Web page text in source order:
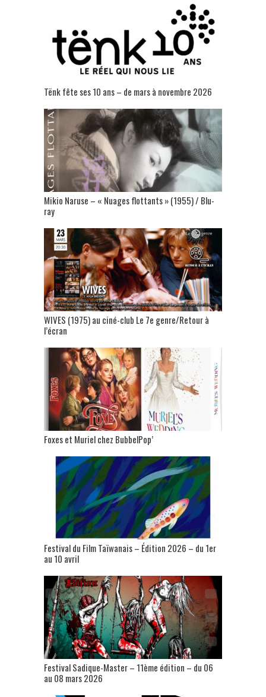
Tënk fête ses 10 ans – de mars à novembre 2026
Mikio Naruse – « Nuages flottants » (1955) / Blu-
ray
WIVES (1975) au ciné-club Le 7e genre/Retour à
l’écran
Foxes et Muriel chez BubbelPop’
Festival du Film Taïwanais – Édition 2026 – du 1er
au 10 avril
Festival Sadique-Master – 11ème édition – du 06
au 08 mars 2026